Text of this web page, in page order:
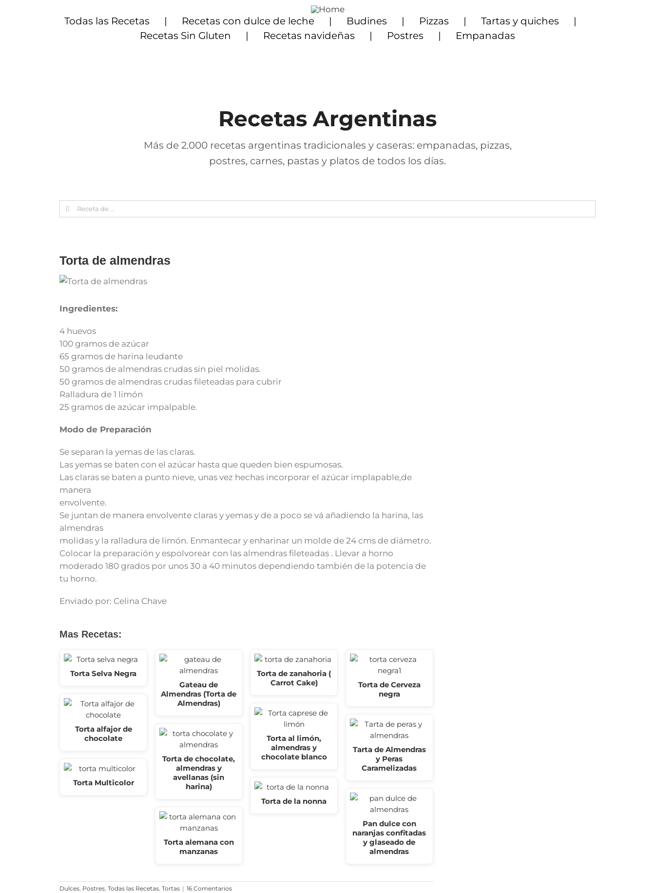
Todas las Recetas Recetas con dulce de leche Budines Pizzas
Tartas y quiches
Recetas Sin Gluten
Recetas navideñas Postres Empanadas
Recetas Argentinas
Más de 2.000 recetas argentinas tradicionales y caseras: empanadas, pizzas,
postres, carnes, pastas y platos de todos los días.
Search
for:
Torta de almendras
Ingredientes:
4 huevos
100 gramos de azúcar
65 gramos de harina leudante
50 gramos de almendras crudas sin piel molidas.
50 gramos de almendras crudas fileteadas para cubrir
Ralladura de 1 limón
25 gramos de azúcar impalpable.
Modo de Preparación
Se separan la yemas de las claras.
Las yemas se baten con el azúcar hasta que queden bien espumosas.
Las claras se baten a punto nieve, unas vez hechas incorporar el azúcar implapable,de
manera
envolvente.
Se juntan de manera envolvente claras y yemas y de a poco se vá añadiendo la harina, las
almendras
molidas y la ralladura de limón. Enmantecar y enharinar un molde de 24 cms de diámetro.
Colocar la preparación y espolvorear con las almendras fileteadas . Llevar a horno
moderado 180 grados por unos 30 a 40 minutos dependiendo también de la potencia de
tu horno.
Enviado por: Celina Chave
Mas Recetas:
Torta Selva Negra
Torta alfajor de
chocolate
Torta Multicolor
Gateau de
Almendras (Torta de
Almendras)
Torta de chocolate,
almendras y
avellanas (sin
harina)
Torta alemana con
manzanas
Torta de zanahoria (
Carrot Cake)
Torta al limón,
almendras y
chocolate blanco
Torta de la nonna
Torta de Cerveza
negra
Tarta de Almendras
y Peras
Caramelizadas
Pan dulce con
naranjas confitadas
y glaseado de
almendras
Dulces, Postres, Todas las Recetas, Tortas | 16 Comentarios